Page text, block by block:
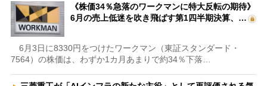
《株価34％急落のワークマンに特大反転の期待》
6月の売上低迷を吹き飛ばす第1四半期決算、…
6月3日に8330円をつけたワークマン（東証スタンダード・
7564）の株価は、わずか1カ月あまりで約34％下落…